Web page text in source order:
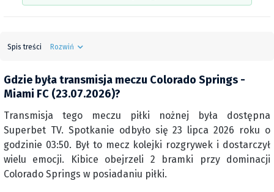
Spis treści Rozwiń
Gdzie była transmisja meczu Colorado Springs -
Miami FC (23.07.2026)?
Transmisja tego meczu piłki nożnej była dostępna
Superbet TV. Spotkanie odbyło się 23 lipca 2026 roku o
godzinie 03:50. Był to mecz kolejki rozgrywek i dostarczył
wielu emocji. Kibice obejrzeli 2 bramki przy dominacji
Colorado Springs w posiadaniu piłki.